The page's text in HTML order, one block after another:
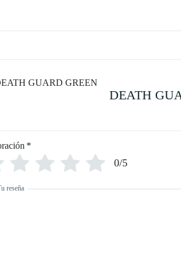
DEATH
*
0/5
reseña